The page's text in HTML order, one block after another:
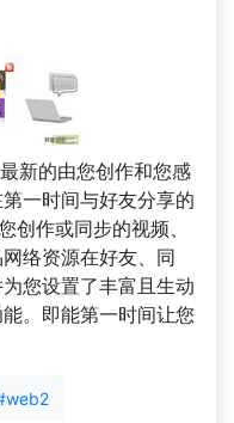
的由您创作和您感
一时间与好友分享的
创作或同步的视频、
络资源在好友、同
您设置了丰富且生动
。即能第一时间让您